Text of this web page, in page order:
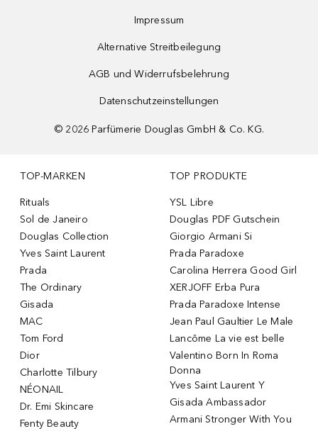
Impressum
Alternative Streitbeilegung
AGB und Widerrufsbelehrung
Datenschutzeinstellungen
© 2026 Parfümerie Douglas GmbH & Co. KG.
TOP-MARKEN
Rituals
Sol de Janeiro
Douglas Collection
Yves Saint Laurent
Prada
The Ordinary
Gisada
MAC
Tom Ford
Dior
Charlotte Tilbury
NÉONAIL
Dr. Emi Skincare
Fenty Beauty
TOP PRODUKTE
YSL Libre
Douglas PDF Gutschein
Giorgio Armani Si
Prada Paradoxe
Carolina Herrera Good Girl
XERJOFF Erba Pura
Prada Paradoxe Intense
Jean Paul Gaultier Le Male
Lancôme La vie est belle
Valentino Born In Roma
Donna
Yves Saint Laurent Y
Gisada Ambassador
Armani Stronger With You